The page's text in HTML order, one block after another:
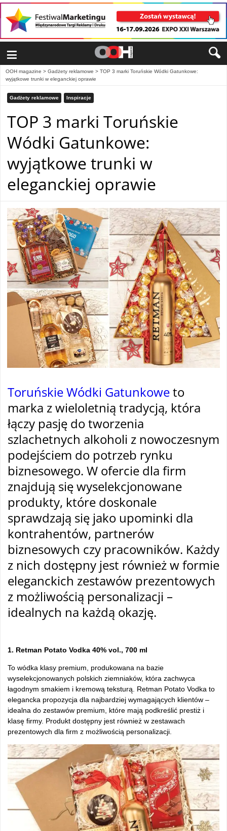
≡
OOH magazine > Gadżety reklamowe > TOP 3 marki Toruńskie Wódki Gatunkowe:
wyjątkowe trunki w eleganckiej oprawie
Gadżety reklamowe Inspiracje
TOP 3 marki Toruńskie
Wódki Gatunkowe:
wyjątkowe trunki w
eleganckiej oprawie
Toruńskie Wódki Gatunkoweto
marka z wieloletnią tradycją, która
łączy pasję do tworzenia
szlachetnych alkoholi z nowoczesnym
podejściem do potrzeb rynku
biznesowego. W ofercie dla firm
znajdują się wyselekcjonowane
produkty, które doskonale
sprawdzają się jako upominki dla
kontrahentów, partnerów
biznesowych czy pracowników. Każdy
z nich dostępny jest również w formie
eleganckich zestawów prezentowych
z możliwością personalizacji –
idealnych na każdą okazję.
1. Retman Potato Vodka 40% vol., 700 ml
To wódka klasy premium, produkowana na bazie
wyselekcjonowanych polskich ziemniaków, która zachwyca
łagodnym smakiem i kremową teksturą. Retman Potato Vodka to
elegancka propozycja dla najbardziej wymagających klientów –
idealna do zestawów premium, które mają podkreślić prestiż i
klasę firmy. Produkt dostępny jest również w zestawach
prezentowych dla firm z możliwością personalizacji.